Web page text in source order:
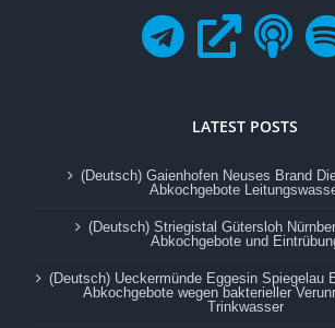
LATEST POSTS
(Deutsch) Gaienhofen Neuses Brand
Abkochgebote
(Deutsch) Striegistal Gütersloh
Abkochgebote und
(Deutsch) Ueckermünde Eggesin Spiegelau
Abkochgebote wegen bakterieller
Trinkwasser